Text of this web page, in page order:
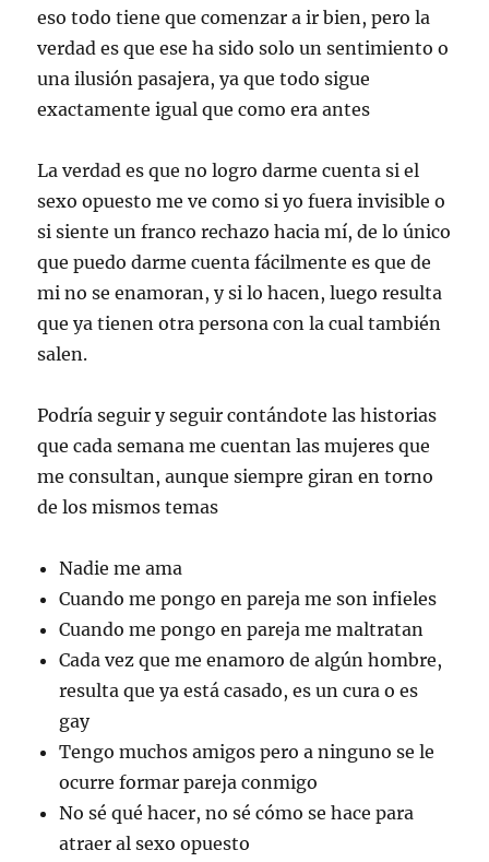
eso todo tiene que comenzar a ir bien, pero la
verdad es que ese ha sido solo un sentimiento o
una ilusión pasajera, ya que todo sigue
exactamente igual que como era antes
La verdad es que no logro darme cuenta si el
sexo opuesto me ve como si yo fuera invisible o
si siente un franco rechazo hacia mí, de lo único
que puedo darme cuenta fácilmente es que de
mi no se enamoran, y si lo hacen, luego resulta
que ya tienen otra persona con la cual también
salen.
Podría seguir y seguir contándote las historias
que cada semana me cuentan las mujeres que
me consultan, aunque siempre giran en torno
de los mismos temas
Nadie me ama
Cuando me pongo en pareja me son infieles
Cuando me pongo en pareja me maltratan
Cada vez que me enamoro de algún hombre,
resulta que ya está casado, es un cura o es
gay
Tengo muchos amigos pero a ninguno se le
ocurre formar pareja conmigo
No sé qué hacer, no sé cómo se hace para
atraer al sexo opuesto